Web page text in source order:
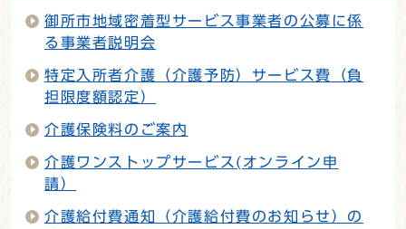
御所市地域密着型サービス事業者の公募に係
る事業者説明会
特定入所者介護（介護予防）サービス費（負
担限度額認定）
介護保険料のご案内
介護ワンストップサービス(オンライン申
請）
介護給付費通知（介護給付費のお知らせ）の